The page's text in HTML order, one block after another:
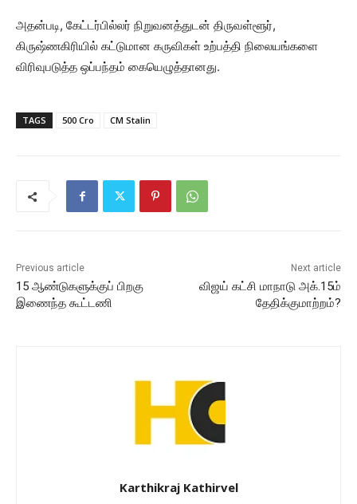
அதன்படி, கேட்டர்பில்லர் நிறுவனத்துடன் திருவள்ளூர்,
கிருஷ்ணகிரியில் கட்டுமான கருவிகள் உற்பத்தி நிலையங்களை
விரிவுபடுத்த ஒப்பந்தம் கையெழுத்தானது.
TAGS 500 Cro CM Stalin
Previous article
15 ஆண்டுகளுக்குப் பிறகு
இணைந்த கூட்டணி
Next article
விஜய் கட்சி மாநாடு அக்.15ம்
தேதிக்குமாற்றம்?
Karthikraj Kathirvel